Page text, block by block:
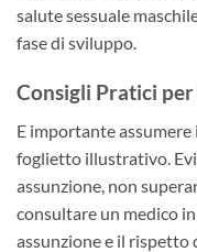
salute sessuale
fase di sviluppo.
Consigli Pratici per
E importante
foglietto illustrativo.
assunzione, non
consultare un medico
assunzione e il rispetto